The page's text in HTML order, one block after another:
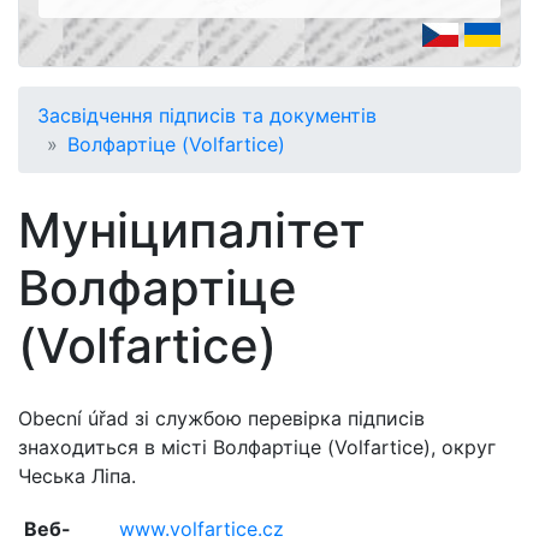
Засвідчення підписів та документів
Волфартіце (Volfartice)
Муніципалітет
Волфартіце
(Volfartice)
Obecní úřad зі службою перевірка підписів
знаходиться в місті Волфартіце (Volfartice), округ
Чеська Ліпа.
Веб-
www.volfartice.cz